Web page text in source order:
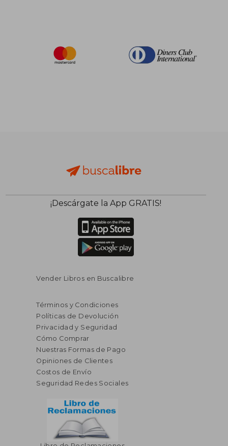
40% $ 168.39
$ 101.03
45%
dcto.
$ 54.01
¡Descárgate la App GRATIS!
Vender Libros en Buscalibre
Términos y Condiciones
Políticas de Devolución
Privacidad y Seguridad
Cómo Comprar
Nuestras Formas de Pago
Opiniones de Clientes
Costos de Envío
Seguridad Redes Sociales